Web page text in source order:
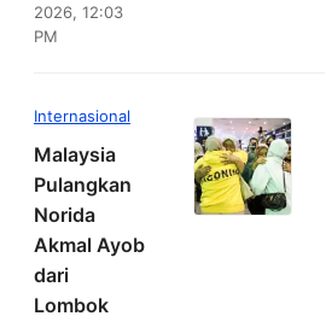
2026, 12:03
PM
Internasional
Malaysia
Pulangkan
Norida
Akmal Ayob
dari
Lombok